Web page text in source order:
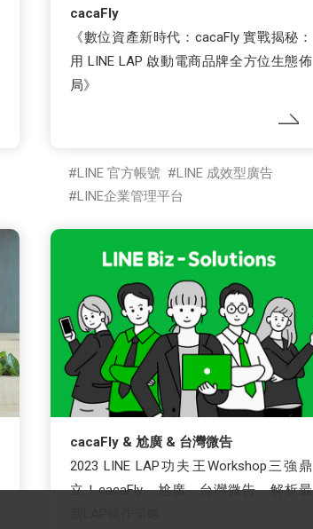
cacaFly
《數位資產新時代：cacaFly 實戰揭秘：
用 LINE LAP 啟動電商品牌全方位生態佈
局》
LINE 官方帳號
LINE 成效型廣告
LINE企業管理平台
cacaFly & 尬廣 & 台灣微告
2023 LINE LAP功夫王Workshop三強鼎
立！cacaFly、尬廣、台灣微告 解析最